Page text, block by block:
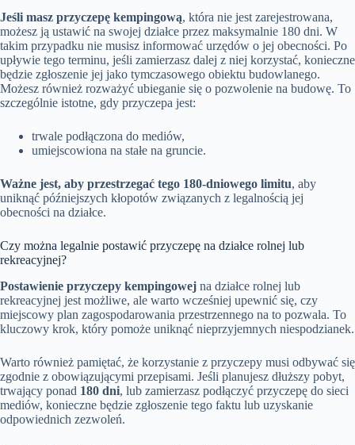
Jeśli masz przyczepę kempingową, która nie jest zarejestrowana,
możesz ją ustawić na swojej działce przez maksymalnie 180 dni. W
takim przypadku nie musisz informować urzędów o jej obecności. Po
upływie tego terminu, jeśli zamierzasz dalej z niej korzystać, konieczne
będzie zgłoszenie jej jako tymczasowego obiektu budowlanego.
Możesz również rozważyć ubieganie się o pozwolenie na budowę. To
szczególnie istotne, gdy przyczepa jest:
trwale podłączona do mediów,
umiejscowiona na stałe na gruncie.
Ważne jest, aby przestrzegać tego 180-dniowego limitu, aby
uniknąć późniejszych kłopotów związanych z legalnością jej
obecności na działce.
Czy można legalnie postawić przyczepę na działce rolnej lub
rekreacyjnej?
Postawienie przyczepy kempingowej na działce rolnej lub
rekreacyjnej jest możliwe, ale warto wcześniej upewnić się, czy
miejscowy plan zagospodarowania przestrzennego na to pozwala. To
kluczowy krok, który pomoże uniknąć nieprzyjemnych niespodzianek.
Warto również pamiętać, że korzystanie z przyczepy musi odbywać się
zgodnie z obowiązującymi przepisami. Jeśli planujesz dłuższy pobyt,
trwający ponad 180 dni, lub zamierzasz podłączyć przyczepę do sieci
mediów, konieczne będzie zgłoszenie tego faktu lub uzyskanie
odpowiednich zezwoleń.